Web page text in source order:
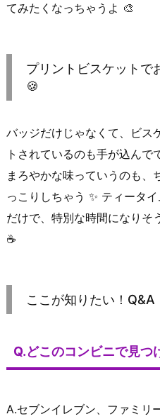
てみたくなっちゃうよ 🎨
プリントビスケットで
🍪
バッジだけじゃなくて、ビス
トされているのも手が込ん
まろやかな味っていうのも、
っこりしちゃう ✨ ティータ
だけで、特別な時間になりそ
☕
ここが知りたい！Q&A
Q.どこのコンビニで見つ
A.セブンイレブン、ファミリ